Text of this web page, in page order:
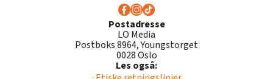
Postadresse
LO Media
Postboks 8964, Youngstorget
0028 Oslo
Les også: